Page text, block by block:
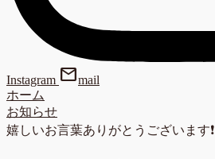
Instagram mailmail
ホーム
お知らせ
嬉しいお言葉ありがとうございます❗